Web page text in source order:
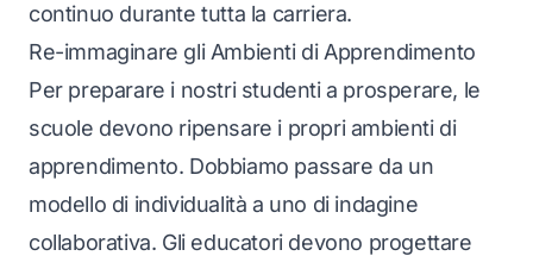
continuo durante tutta la carriera.
Re-immaginare gli Ambienti di Apprendimento
Per preparare i nostri studenti a prosperare, le
scuole devono ripensare i propri ambienti di
apprendimento. Dobbiamo passare da un
modello di individualità a uno di indagine
collaborativa. Gli educatori devono progettare